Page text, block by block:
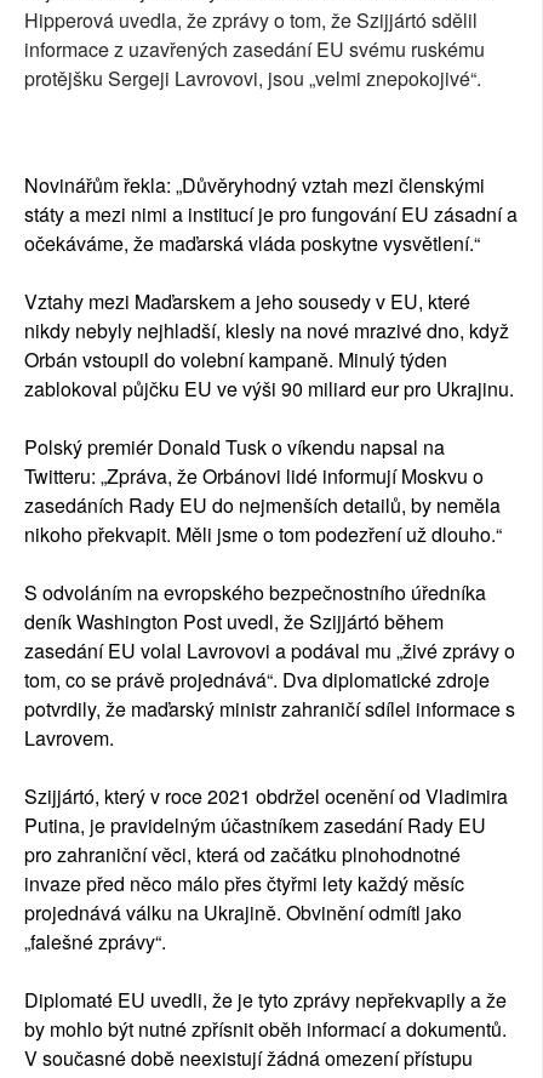
Hipperová uvedla, že zprávy o tom, že Szijjártó sdělil
informace z uzavřených zasedání EU svému ruskému
protějšku Sergeji Lavrovovi, jsou „velmi znepokojivé“.
Novinářům řekla: „Důvěryhodný vztah mezi členskými
státy a mezi nimi a institucí je pro fungování EU zásadní a
očekáváme, že maďarská vláda poskytne vysvětlení.“
Vztahy mezi Maďarskem a jeho sousedy v EU, které
nikdy nebyly nejhladší, klesly na nové mrazivé dno, když
Orbán vstoupil do volební kampaně. Minulý týden
zablokoval půjčku EU ve výši 90 miliard eur pro Ukrajinu.
Polský premiér Donald Tusk o víkendu napsal na
Twitteru: „Zpráva, že Orbánovi lidé informují Moskvu o
zasedáních Rady EU do nejmenších detailů, by neměla
nikoho překvapit. Měli jsme o tom podezření už dlouho.“
S odvoláním na evropského bezpečnostního úředníka
deník Washington Post uvedl, že Szijjártó během
zasedání EU volal Lavrovovi a podával mu „živé zprávy o
tom, co se právě projednává“. Dva diplomatické zdroje
potvrdily, že maďarský ministr zahraničí sdílel informace s
Lavrovem.
Szijjártó, který v roce 2021 obdržel ocenění od Vladimira
Putina, je pravidelným účastníkem zasedání Rady EU
pro zahraniční věci, která od začátku plnohodnotné
invaze před něco málo přes čtyřmi lety každý měsíc
projednává válku na Ukrajině. Obvinění odmítl jako
„falešné zprávy“.
Diplomaté EU uvedli, že je tyto zprávy nepřekvapily a že
by mohlo být nutné zpřísnit oběh informací a dokumentů.
V současné době neexistují žádná omezení přístupu